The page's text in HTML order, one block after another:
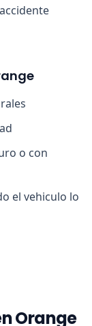
o con
el vehiculo lo
Orange